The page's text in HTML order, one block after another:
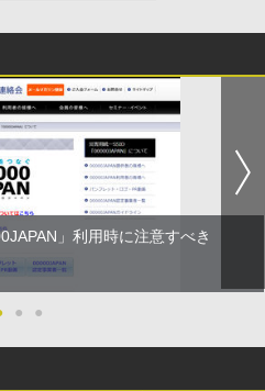
」利用時に注意すべき
● ●